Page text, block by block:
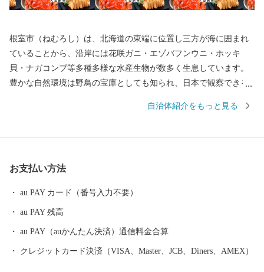
根室市（ねむろし）は、北海道の東端に位置し三方が海に囲まれ
ていることから、沿岸には花咲ガニ・エゾバフンウニ・ホッキ
貝・ナガコンブ等多種多様な水産生物が数多く生息しています。
豊かな自然環境は野鳥の宝庫としても知られ、日本で観察できる
などには毎年全国各地から多くの方がバードウォッチングに訪れ
返還要求運動原点の地」として、これまで長きに渡り北方四島の
早期返還を願い、市民一丸となって世論の先頭に立ち、運動を展
ない課題が非常に山積しています。 すこしづつまちの活性化を目
指し歩みを進めてまいりますので、今後の根室市にご注目くださ
自治体紹介をもっと見る
お支払い方法
au PAY カード（番号入力不要）
au PAY 残高
au PAY（auかんたん決済）通信料金合算
クレジットカード決済（VISA、Master、JCB、Diners、AMEX）